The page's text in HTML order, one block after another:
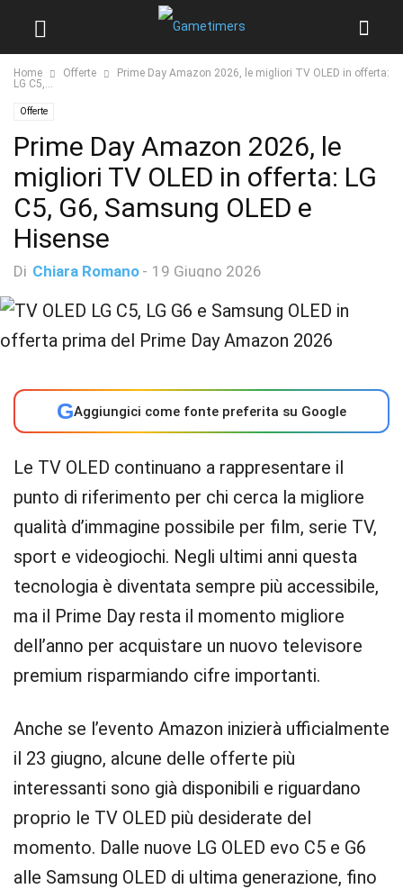
Home Offerte
Prime Day Amazon 2026, le migliori TV OLED in offerta:
LG C5,...
Offerte
Prime Day Amazon 2026, le
migliori TV OLED in offerta: LG
C5, G6, Samsung OLED e
Hisense
Di Chiara Romano - 19 Giugno 2026
GAggiungici come fonte preferita su Google
Le TV OLED continuano a rappresentare il
punto di riferimento per chi cerca la migliore
qualità d’immagine possibile per film, serie TV,
sport e videogiochi. Negli ultimi anni questa
tecnologia è diventata sempre più accessibile,
ma il Prime Day resta il momento migliore
dell’anno per acquistare un nuovo televisore
premium risparmiando cifre importanti.
Anche se l’evento Amazon inizierà ufficialmente
il 23 giugno, alcune delle offerte più
interessanti sono già disponibili e riguardano
proprio le TV OLED più desiderate del
momento. Dalle nuove LG OLED evo C5 e G6
alle Samsung OLED di ultima generazione, fino